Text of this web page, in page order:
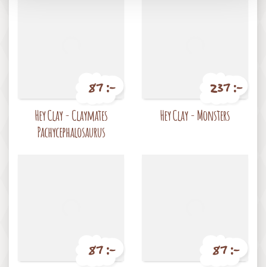
87 :-
Hey Clay - Claymates
Pachycephalosaurus
237 :-
Hey Clay - Monsters
87 :- 87 :-